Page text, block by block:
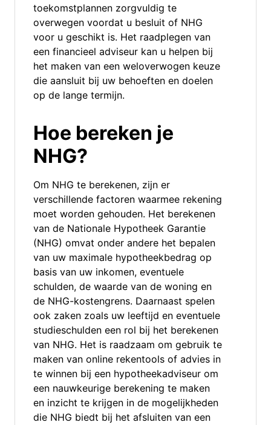
toekomstplannen zorgvuldig te
overwegen voordat u besluit of NHG
voor u geschikt is. Het raadplegen van
een financieel adviseur kan u helpen bij
het maken van een weloverwogen keuze
die aansluit bij uw behoeften en doelen
op de lange termijn.
Hoe bereken je
NHG?
Om NHG te berekenen, zijn er
verschillende factoren waarmee rekening
moet worden gehouden. Het berekenen
van de Nationale Hypotheek Garantie
(NHG) omvat onder andere het bepalen
van uw maximale hypotheekbedrag op
basis van uw inkomen, eventuele
schulden, de waarde van de woning en
de NHG-kostengrens. Daarnaast spelen
ook zaken zoals uw leeftijd en eventuele
studieschulden een rol bij het berekenen
van NHG. Het is raadzaam om gebruik te
maken van online rekentools of advies in
te winnen bij een hypotheekadviseur om
een nauwkeurige berekening te maken
en inzicht te krijgen in de mogelijkheden
die NHG biedt bij het afsluiten van een